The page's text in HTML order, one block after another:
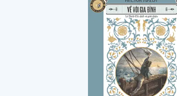
giọng đọc của các
vào thế giới của
và khiếp sợ của cả